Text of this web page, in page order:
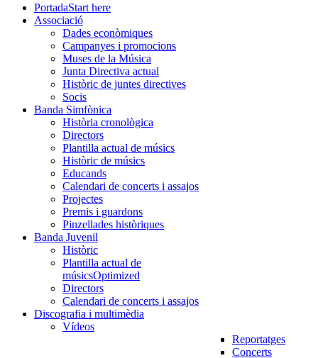
PortadaStart here
Associació
Dades econòmiques
Campanyes i promocions
Muses de la Música
Junta Directiva actual
Històric de juntes directives
Socis
Banda Simfònica
Història cronològica
Directors
Plantilla actual de músics
Històric de músics
Educands
Calendari de concerts i assajos
Projectes
Premis i guardons
Pinzellades històriques
Banda Juvenil
Històric
Plantilla actual de
músicsOptimized
Directors
Calendari de concerts i assajos
Discografia i multimèdia
Vídeos
Reportatges
Concerts